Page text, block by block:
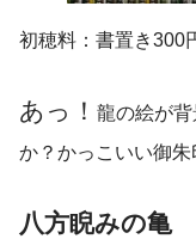
初穂料：書置き300
あっ！ 龍の絵が
か？かっこいい御朱
八方睨みの亀